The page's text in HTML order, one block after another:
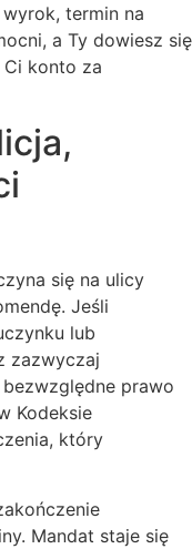
termin na
a Ty dowiesz się
konto za
się na ulicy
Jeśli
lub
zazwyczaj
prawo
Kodeksie
który
Mandat staje się